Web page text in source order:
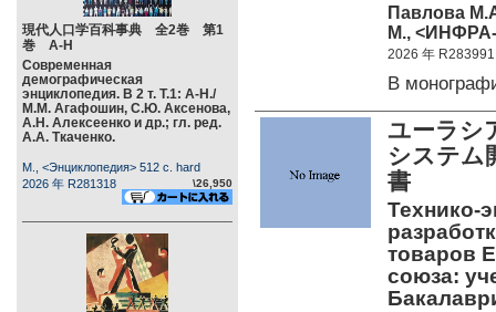
現代人口学百科事典 全2巻 第1
巻 А-Н
Современная
демографическая
энциклопедия. В 2 т. Т.1: А-Н./
М.М. Агафошин, С.Ю. Аксенова,
А.Н. Алексеенко и др.; гл. ред.
А.А. Ткаченко.
М., <Энциклопедия> 512 c. hard
2026 年 R281318
\26,950
Павлова
М., <ИНФРА-
2026 年 R283991
В
ユーラシ
システム
書
Технико-
товаров
союза: